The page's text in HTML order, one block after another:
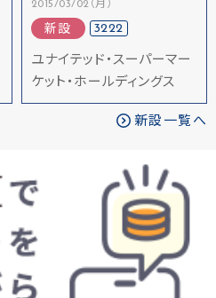
2015/03/02（月）
新設 3222
ユナイテッド・スーパーマー
ケット・ホールディングス
新設一覧へ